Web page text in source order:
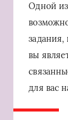
Одной
вы
для вас